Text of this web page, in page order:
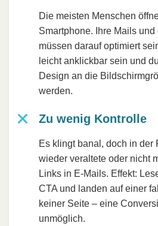
Die meisten Menschen
Smartphone. Ihre Mails
müssen darauf optimiert
leicht anklickbar sein und
Design an die
werden.
Zu wenig Kontrolle
Es klingt banal, doch in der
wieder veraltete oder nicht
Links in E-Mails. Effekt:
CTA und landen auf einer
keiner Seite – eine
unmöglich.